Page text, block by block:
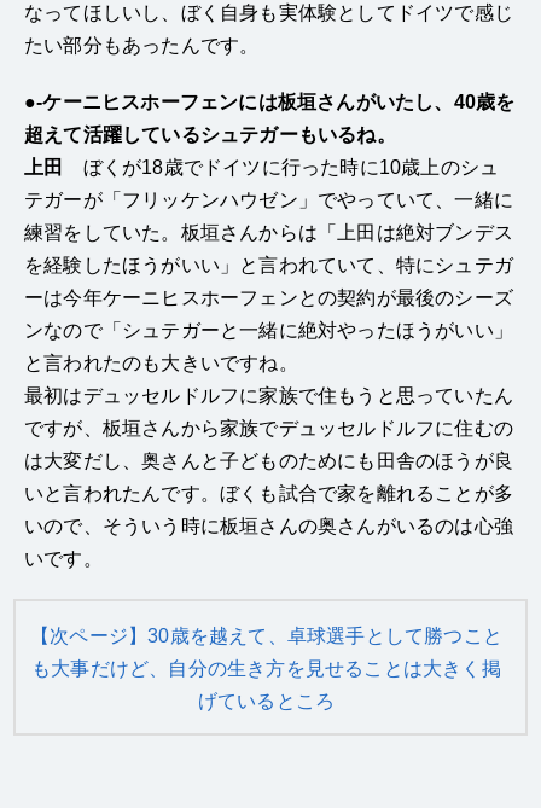
なってほしいし、ぼく自身も実体験としてドイツで感じ
たい部分もあったんです。
●-ケーニヒスホーフェンには板垣さんがいたし、40歳を
超えて活躍しているシュテガーもいるね。
上田
ぼくが18歳でドイツに行った時に10歳上のシュ
テガーが「フリッケンハウゼン」でやっていて、一緒に
練習をしていた。板垣さんからは「上田は絶対ブンデス
を経験したほうがいい」と言われていて、特にシュテガ
ーは今年ケーニヒスホーフェンとの契約が最後のシーズ
ンなので「シュテガーと一緒に絶対やったほうがいい」
と言われたのも大きいですね。
最初はデュッセルドルフに家族で住もうと思っていたん
ですが、板垣さんから家族でデュッセルドルフに住むの
は大変だし、奥さんと子どものためにも田舎のほうが良
いと言われたんです。ぼくも試合で家を離れることが多
いので、そういう時に板垣さんの奥さんがいるのは心強
いです。
【次ページ】30歳を越えて、卓球選手として勝つこと
も大事だけど、自分の生き方を見せることは大きく掲
げているところ